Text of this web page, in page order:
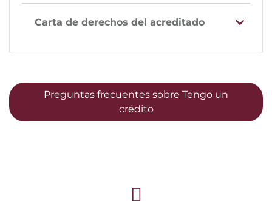
Carta de derechos del acreditado
Preguntas frecuentes sobre Tengo un
crédito